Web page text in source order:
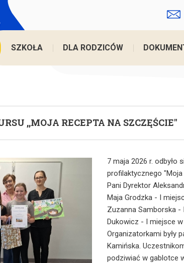
SZKOŁA DLA RODZICÓW
,,MOJA RECEPTA NA SZCZĘŚCIE''
7 maja 2026 r. odbyło
profilaktycznego
Pani Dyrektor
Maja Grodzka - I
Zuzanna Samborska
Dukowicz - I miejsce
Organizatorkami były
Kamińska.
podziwiać w gablotce